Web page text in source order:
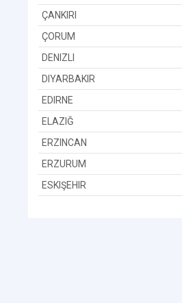
ÇANKIRI
ÇORUM
DENIZLI
DIYARBAKIR
EDIRNE
ELAZIĞ
ERZINCAN
ERZURUM
ESKIŞEHIR